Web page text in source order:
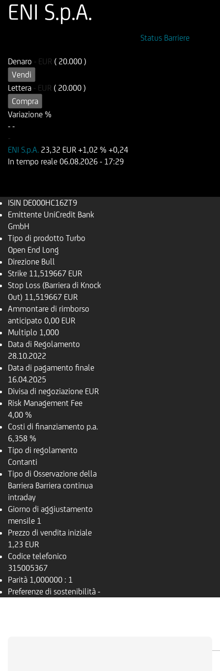
ENI S.p.A.
Status Barriere
Denaro - EUR ( 20.000 )
Vendi
Lettera - EUR ( 20.000 )
Compra
Variazione %
- -
-
ENI S.p.A. 23,32 EUR +1,02 % +0,24
In tempo reale 06.08.2026 - 17:29
ISIN DE000HC16ZT9
Emittente UniCredit Bank
GmbH
Tipo di prodotto Turbo
Open End Long
Direzione Bull
Strike 11,519667 EUR
Stop Loss (Barriera di Knock
Out) 11,519667 EUR
Ammontare di rimborso
anticipato 0,00 EUR
Multiplo 1,000
Data di Regolamento
28.10.2022
Data di pagamento finale
16.04.2025
Divisa di negoziazione EUR
Risk Management Fee
4,00 %
Costi di finanziamento p.a.
6,358 %
Tipo di regolamento
Contanti
Tipo di Osservazione della
Barriera Barriera continua
intraday
Giorno di aggiustamento
mensile 1
Prezzo di vendita iniziale
1,23 EUR
Codice telefonico
315005367
Parità 1,000000 : 1
Preferenze di sostenibilità -